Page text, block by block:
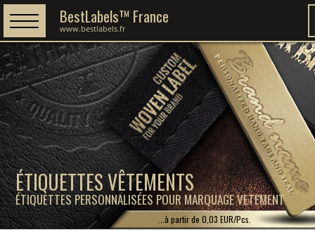
ÉTIQUETTES VÊTEMENTS
ÉTIQUETTES PERSONNALISÉES POUR MARQUAGE VETEMENT
BestLabels™ France
www.bestlabels.fr
...à partir de 0,03 EUR/Pcs.